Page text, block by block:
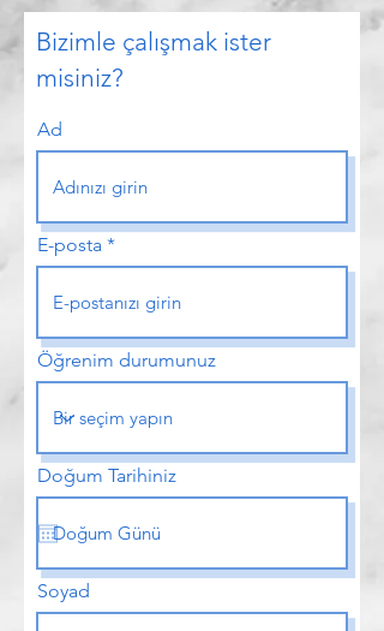
Bizimle çalışmak ister
misiniz?
Ad
E-posta
Öğrenim durumunuz
Doğum Tarihiniz
Soyad